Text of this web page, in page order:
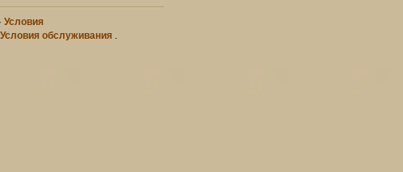
Условия
Условия обслуживания .